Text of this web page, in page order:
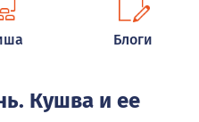
Блоги
Кушва и ее